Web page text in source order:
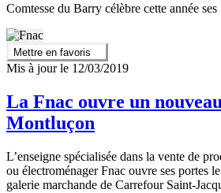
Comtesse du Barry célèbre cette année ses
Mettre en favoris
Mis à jour le 12/03/2019
La Fnac ouvre un
Montluçon
L’enseigne spécialisée dans la vente de
ou électroménager Fnac ouvre ses portes
galerie marchande de Carrefour Saint-